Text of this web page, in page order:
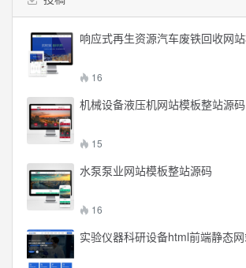
响应式再生资源汽车废铁回收网
16
机械设备液压机网站模板整站源码
15
水泵泵业网站模板整站源码
16
实验仪器科研设备html前端静态